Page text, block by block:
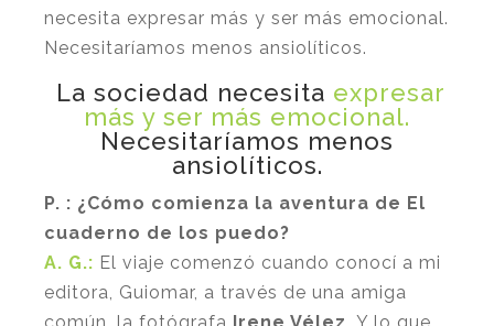
necesita expresar más y ser más emocional.
Necesitaríamos menos ansiolíticos.
La sociedad necesita expresar
más y ser más emocional.
Necesitaríamos menos
ansiolíticos.
P. : ¿Cómo comienza la aventura de El
cuaderno de los puedo?
A. G.: El viaje comenzó cuando conocí a mi
editora, Guiomar, a través de una amiga